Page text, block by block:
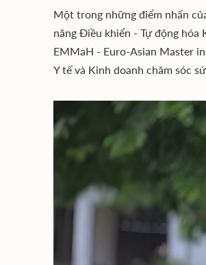
Một trong những điểm nhấn
năng Điều khiển - Tự động
EMMaH - Euro-Asian Master
Y tế và Kinh doanh chăm sóc